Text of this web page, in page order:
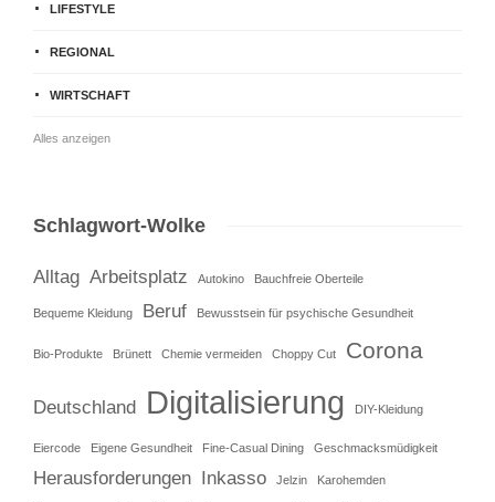
LIFESTYLE
REGIONAL
WIRTSCHAFT
Alles anzeigen
Schlagwort-Wolke
Alltag Arbeitsplatz Autokino Bauchfreie Oberteile
Bequeme Kleidung Beruf Bewusstsein für psychische Gesundheit
Bio-Produkte Brünett Chemie vermeiden Choppy Cut Corona
Deutschland Digitalisierung DIY-Kleidung
Eiercode Eigene Gesundheit Fine-Casual Dining Geschmacksmüdigkeit
Herausforderungen Inkasso Jelzin Karohemden